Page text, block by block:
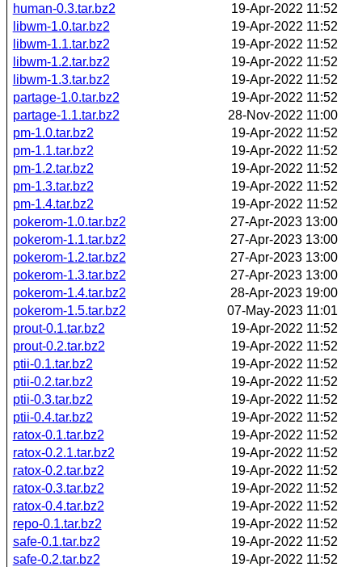
human-0.3.tar.bz2
19-Apr-2022 11:52
libwm-1.0.tar.bz2
19-Apr-2022 11:52
libwm-1.1.tar.bz2
19-Apr-2022 11:52
libwm-1.2.tar.bz2
19-Apr-2022 11:52
libwm-1.3.tar.bz2
19-Apr-2022 11:52
partage-1.0.tar.bz2
19-Apr-2022 11:52
partage-1.1.tar.bz2
28-Nov-2022 11:00
pm-1.0.tar.bz2
19-Apr-2022 11:52
pm-1.1.tar.bz2
19-Apr-2022 11:52
pm-1.2.tar.bz2
19-Apr-2022 11:52
pm-1.3.tar.bz2
19-Apr-2022 11:52
pm-1.4.tar.bz2
19-Apr-2022 11:52
pokerom-1.0.tar.bz2
27-Apr-2023 13:00
pokerom-1.1.tar.bz2
27-Apr-2023 13:00
pokerom-1.2.tar.bz2
27-Apr-2023 13:00
pokerom-1.3.tar.bz2
27-Apr-2023 13:00
pokerom-1.4.tar.bz2
28-Apr-2023 19:00
pokerom-1.5.tar.bz2
07-May-2023 11:01
prout-0.1.tar.bz2
19-Apr-2022 11:52
prout-0.2.tar.bz2
19-Apr-2022 11:52
ptii-0.1.tar.bz2
19-Apr-2022 11:52
ptii-0.2.tar.bz2
19-Apr-2022 11:52
ptii-0.3.tar.bz2
19-Apr-2022 11:52
ptii-0.4.tar.bz2
19-Apr-2022 11:52
ratox-0.1.tar.bz2
19-Apr-2022 11:52
ratox-0.2.1.tar.bz2
19-Apr-2022 11:52
ratox-0.2.tar.bz2
19-Apr-2022 11:52
ratox-0.3.tar.bz2
19-Apr-2022 11:52
ratox-0.4.tar.bz2
19-Apr-2022 11:52
repo-0.1.tar.bz2
19-Apr-2022 11:52
safe-0.1.tar.bz2
19-Apr-2022 11:52
safe-0.2.tar.bz2
19-Apr-2022 11:52